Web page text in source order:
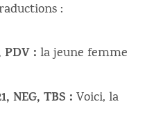
:
PDV : la jeune femme
NEG, TBS : Voici, la